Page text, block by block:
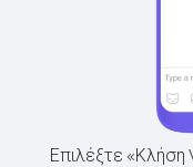
Επιλέξτε «Κλήση